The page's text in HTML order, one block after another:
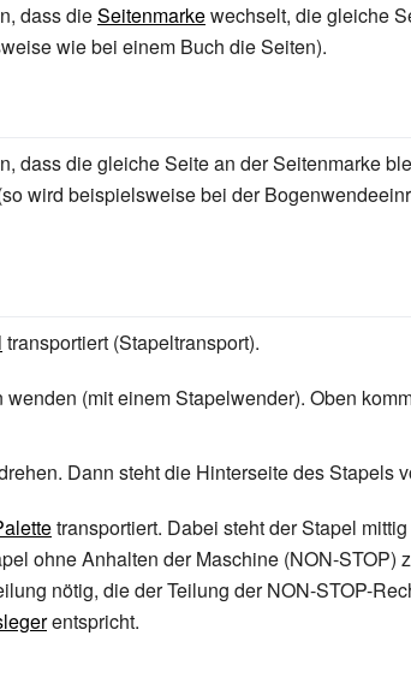
dass dieSeitenmarkewechselt, die gleiche
wie bei einem Buch die Seiten).
dass die gleiche Seite an der Seitenmarke
wird beispielsweise bei der
transportiert (Stapeltransport).
(mit einem Stapelwender). Oben
Dann steht die Hinterseite des Stapels
transportiert. Dabei steht der Stapel
ohne Anhalten der Maschine (NON-STOP)
nötig, die der Teilung der NON-STOP-
entspricht.